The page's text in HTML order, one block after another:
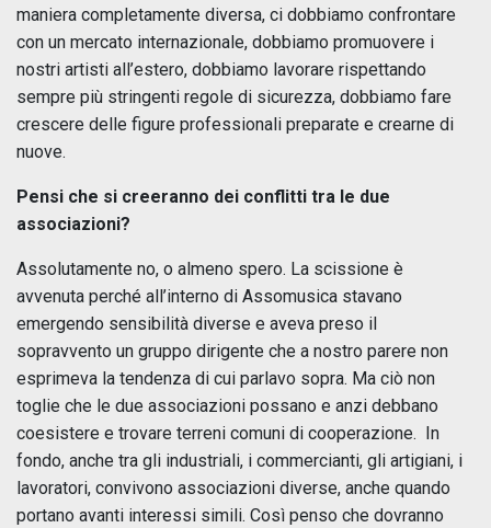
maniera completamente diversa, ci dobbiamo confrontare
con un mercato internazionale, dobbiamo promuovere i
nostri artisti all’estero, dobbiamo lavorare rispettando
sempre più stringenti regole di sicurezza, dobbiamo fare
crescere delle figure professionali preparate e crearne di
nuove.
Pensi che si creeranno dei conflitti tra le due
associazioni?
Assolutamente no, o almeno spero. La scissione è
avvenuta perché all’interno di Assomusica stavano
emergendo sensibilità diverse e aveva preso il
sopravvento un gruppo dirigente che a nostro parere non
esprimeva la tendenza di cui parlavo sopra. Ma ciò non
toglie che le due associazioni possano e anzi debbano
coesistere e trovare terreni comuni di cooperazione. In
fondo, anche tra gli industriali, i commercianti, gli artigiani, i
lavoratori, convivono associazioni diverse, anche quando
portano avanti interessi simili. Così penso che dovranno